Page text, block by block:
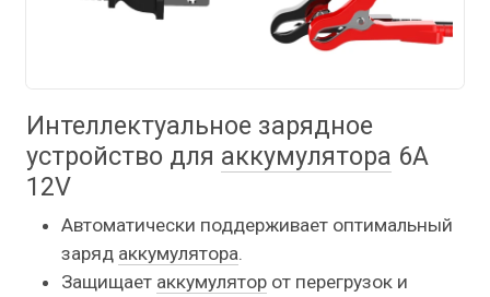
Интеллектуальное зарядное
устройство для аккумулятора 6A
12V
Автоматически поддерживает оптимальный
заряд аккумулятора
Защищает аккумулятор от перегрузок и